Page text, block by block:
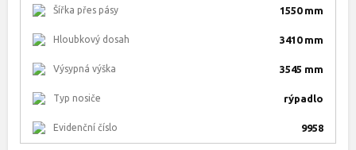
Šířka přes pásy 1550 mm
Hloubkový dosah 3410 mm
Výsypná výška 3545 mm
Typ nosiče rýpadlo
Evidenční číslo 9958